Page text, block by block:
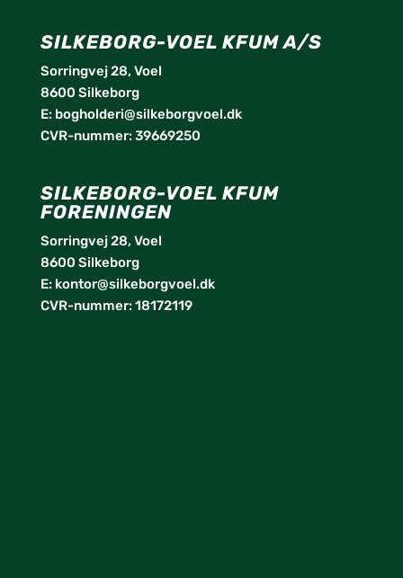
SILKEBORG-VOEL KFUM A/S
Sorringvej 28, Voel
8600 Silkeborg
E: bogholderi@silkeborgvoel.dk
CVR-nummer: 39669250
SILKEBORG-VOEL KFUM
FORENINGEN
Sorringvej 28, Voel
8600 Silkeborg
E: kontor@silkeborgvoel.dk
CVR-nummer: 18172119